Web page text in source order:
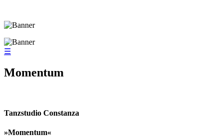
☰
Momentum
Tanzstudio Constanza
»Momentum«